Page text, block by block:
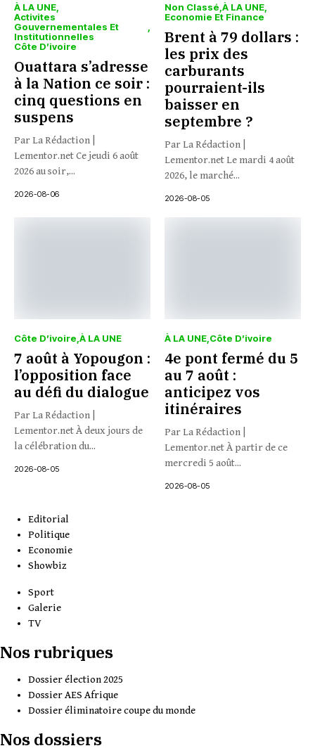
À LA UNE
Activites
Gouvernementales Et
Institutionnelles
Côte D’ivoire
Ouattara s’adresse
à la Nation ce soir :
cinq questions en
suspens
Par La Rédaction |
Lementor.net Ce jeudi 6 août
2026 au soir,...
2026-08-06
Non Classé À LA UNE
Economie Et Finance
Brent à 79 dollars :
les prix des
carburants
pourraient-ils
baisser en
septembre ?
Par La Rédaction |
Lementor.net Le mardi 4 août
2026, le marché...
2026-08-05
Côte D’ivoire À LA UNE
7 août à Yopougon :
l’opposition face
au défi du dialogue
Par La Rédaction |
Lementor.net À deux jours de
la célébration du...
2026-08-05
À LA UNE Côte D’ivoire
4e pont fermé du 5
au 7 août :
anticipez vos
itinéraires
Par La Rédaction |
Lementor.net À partir de ce
mercredi 5 août...
2026-08-05
Editorial
Politique
Economie
Showbiz
Sport
Galerie
TV
Nos rubriques
Dossier élection 2025
Dossier AES Afrique
Dossier éliminatoire coupe du monde
Nos dossiers